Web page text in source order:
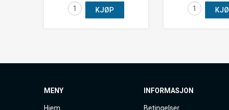
KJØP
MENY
Hjem
INFORMASJON
Betingelser